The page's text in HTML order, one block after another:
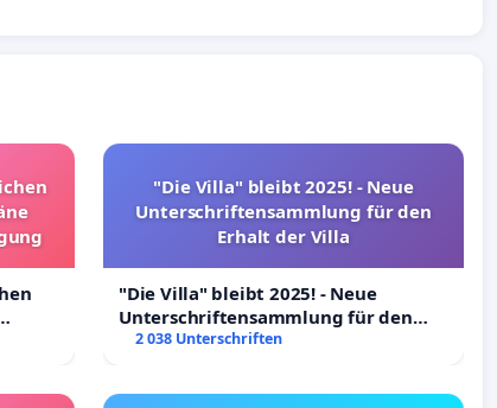
"Die Villa" bleibt 2025! - Neue
Unterschriftensammlung für den
Erhalt der Villa
"Die Villa" bleibt 2025! - Neue
Unterschriftensammlung für den
Erhalt der Villa
2 038 Unterschriften